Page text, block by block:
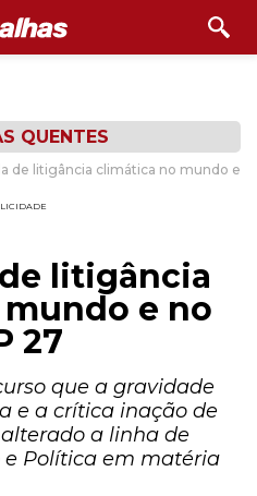
QUENTES
de litigância climática no mundo e
litigância
e no
27
que a gravidade
e a crítica inação de
a linha de
Política em matéria